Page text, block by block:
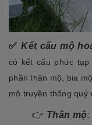
✅Kết cấu mộ
có kết cấu phức
phần thân mộ, bia
mộ truyền thống quý
👉 Thân mộ: